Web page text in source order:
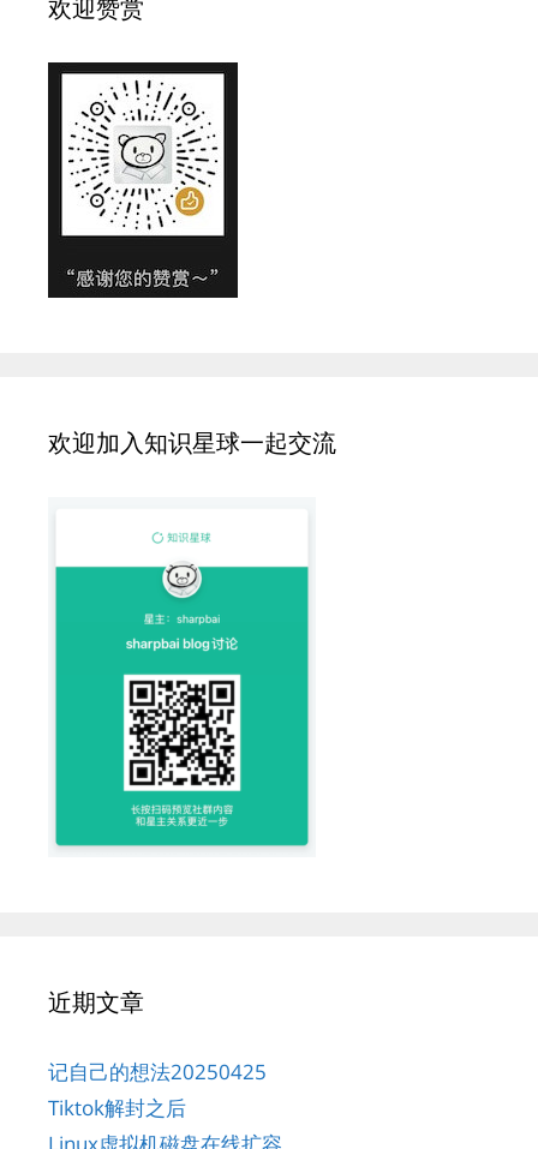
欢迎赞赏
欢迎加入知识星球一起交流
近期文章
记自己的想法20250425
Tiktok解封之后